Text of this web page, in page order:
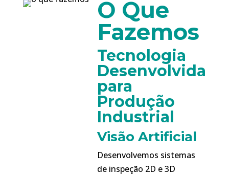
O Que
Fazemos
Tecnologia
Desenvolvida
para
Produção
Industrial
Visão Artificial
Desenvolvemos sistemas
de inspeção 2D e 3D